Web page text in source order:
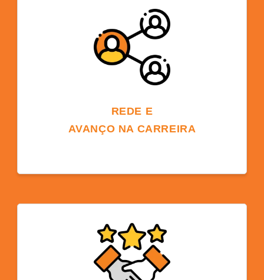
universidade ou em uma das mais de 600
escolas parceiras da ELS nos EUA.
REDE E
AVANÇO NA CARREIRA
networking com professores, alunos e ex-
carreira e oportunidades globais.